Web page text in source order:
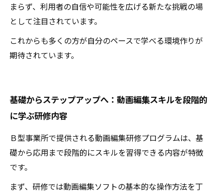
まらず、利用者の自信や可能性を広げる新たな挑戦の場
として注目されています。
これからも多くの方が自分のペースで学べる環境作りが
期待されています。
基礎からステップアップへ：動画編集スキルを段階的
に学ぶ研修内容
Ｂ型事業所で提供される動画編集研修プログラムは、基
礎から応用まで段階的にスキルを習得できる内容が特徴
です。
まず、研修では動画編集ソフトの基本的な操作方法を丁